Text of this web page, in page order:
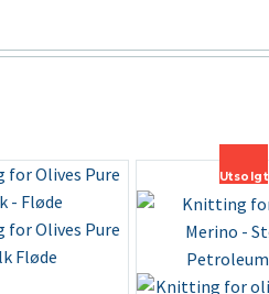
Utsolgt